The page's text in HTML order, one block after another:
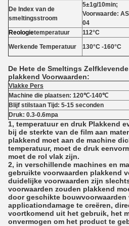
De Index van de
smeltingsstroom
5±1g/10min;
Voorwaarde:
04
Reologietemperatuur 112°C
Werkende Temperatuur
130°C -160°C
De Hete de Smeltings
plakkend Voorwaarden:
Vlakke Pers
Machine die plaatsen: 120℃-140℃
Blijf stilstaan Tijd: 5-15 seconden
Druk: 0.3-0.6mpa
1, temperatuur en druk Plakkend
bij de sterkte van de film aan
plakkend moet aan de machine
temperatuur, moet de druk
moet de rol vlak zijn.
2, in verschillende machines en
gebruikte voorwaarden plakkend
duidelijke voorwaarden zijn
voorwaarden zouden plakkend
door geschikte bouwvoorwaarden
applicationdamage te creëren,
voortkomend uit het gebruik, het
onvermogen om het product te